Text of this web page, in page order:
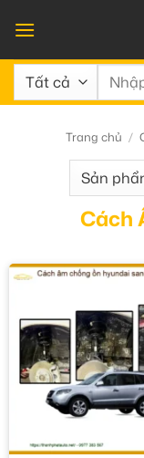
qua
nội
dung
Tìm
Trang chủ /
Cách